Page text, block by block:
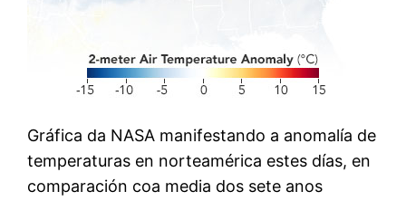
Gráfica da NASA manifestando a anomalía de
temperaturas en norteamérica estes días, en
comparación coa media dos sete anos